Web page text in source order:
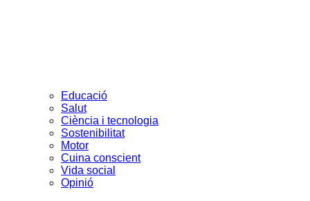
Educació
Salut
Ciència i tecnologia
Sostenibilitat
Motor
Cuina conscient
Vida social
Opinió